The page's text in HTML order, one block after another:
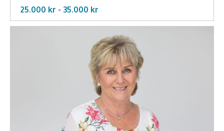
25.000 kr - 35.000 kr